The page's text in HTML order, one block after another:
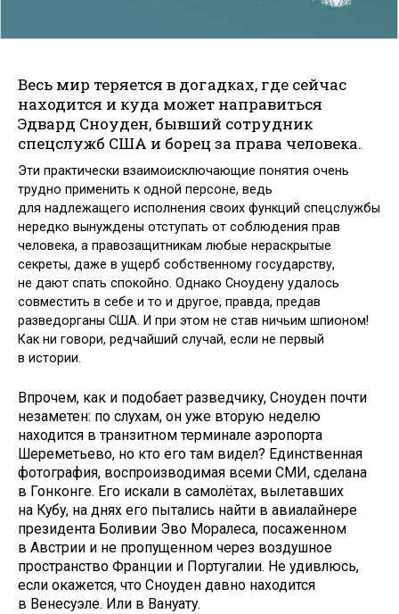
Весь мир теряется в догадках, где сейчас
находится и куда может направиться
Эдвард Сноуден, бывший сотрудник
спецслужб США и борец за права человека.
Эти практически взаимоисключающие понятия очень
трудно применить к одной персоне, ведь
для надлежащего исполнения своих функций спецслужбы
нередко вынуждены отступать от соблюдения прав
человека, а правозащитникам любые нераскрытые
секреты, даже в ущерб собственному государству,
не дают спать спокойно. Однако Сноудену удалось
совместить в себе и то и другое, правда, предав
разведорганы США. И при этом не став ничьим шпионом!
Как ни говори, редчайший случай, если не первый
в истории.
Впрочем, как и подобает разведчику, Сноуден почти
незаметен: по слухам, он уже вторую неделю
находится в транзитном терминале аэропорта
Шереметьево, но кто его там видел? Единственная
фотография, воспроизводимая всеми СМИ, сделана
в Гонконге. Его искали в самолётах, вылетавших
на Кубу, на днях его пытались найти в авиалайнере
президента Боливии Эво Моралеса, посаженном
в Австрии и не пропущенном через воздушное
пространство Франции и Португалии. Не удивлюсь,
если окажется, что Сноуден давно находится
в Венесуэле. Или в Вануату.